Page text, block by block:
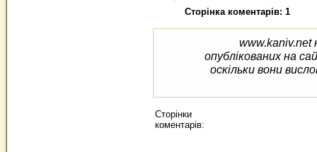
Сторінка коментарів: 1
www.kaniv.net
опублікованих на
оскільки вони
Сторінки
коментарів: